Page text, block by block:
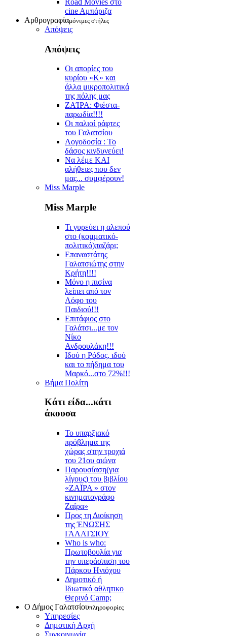
cine Aμπάριζα
Αρθρογραφίαμόνιμες στήλες
Απόψεις
Απόψεις
Οι απορίες του
κυρίου «Κ» και
άλλα μικροπολιτικά
της πόλης μας
ZAΊΡΑ: Φιέστα-
παρωδία!!!!
Οι παλιοί ράφτες
του Γαλατσίου
Λογοδοσία : Το
δάσος κινδυνεύει!
Να λέμε ΚΑΙ
αλήθειες που δεν
μας... συμφέρουν!
Miss Marple
Miss Marple
Τι γυρεύει η αλεπού
στο (κομματικό-
πολιτικό)παζάρι;
Επαναστάτης
Γαλατσιώτης στην
Κρήτη!!!!
Μόνο η πισίνα
λείπει από τον
Λόφο του
Παιδιού!!!
Επιτάφιος στο
Γαλάτσι...με τον
Νίκο
Ανδρουλάκη!!!
Ιδού η Ρόδος, ιδού
και το πήδημα του
Μαρκό...στο 72%!!!
Βήμα Πολίτη
Κάτι είδα...κάτι
άκουσα
Το υπαρξιακό
πρόβλημα της
χώρας στην τροχιά
του 21ου αιώνα
Παρουσίαση(για
λίγους) του βιβλίου
«ΖΑΪΡΑ » στον
κινηματογράφο
Ζαΐρα»
Προς τη Διοίκηση
της ΈΝΩΣΗΣ
ΓΑΛΑΤΣΙΟΥ
Who is who:
Πρωτοβουλία για
την υπεράσπιση του
Πάρκου Ηνιόχου
Δημοτικό ή
Ιδιωτικό αθλητικο
Θερινό Camp;
Ο Δήμος Γαλατσίουπληροφορίες
Υπηρεσίες
Δημοτική Αρχή